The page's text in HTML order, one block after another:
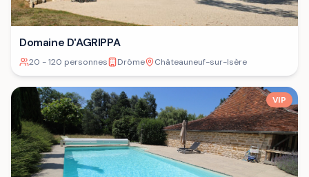
Domaine D'AGRIPPA
20 - 120 personnes Drôme Châteauneuf-sur-Isère
VIP